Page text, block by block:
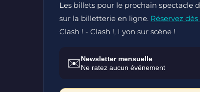
Les billets pour le prochain spectacle
sur la billetterie en ligne. Réservez
Clash ! - Clash !, Lyon sur scène !
✉️Newsletter mensuelle
Ne ratez aucun événement